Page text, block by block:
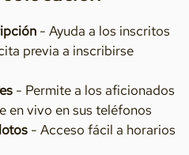
- Ayuda a los inscritos
previa a inscribirse
- Permite a los aficionados
en vivo en sus teléfonos
- Acceso fácil a horarios